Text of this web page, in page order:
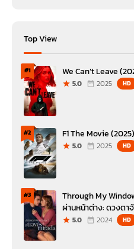
Top View
#1 We Can’t Leave
5.0 2025 HD
#2 F1 The Movie
5.0 2025 HD
#3
Through My
ผ่านหน้าต่าง: ดวงตา
5.0 2024 HD